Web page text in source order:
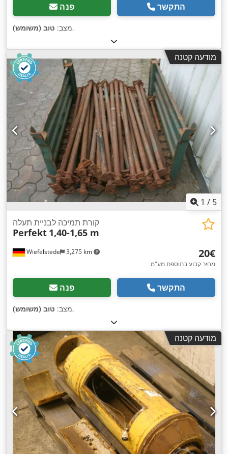
פנה התקשר
מצב: טוב (משומש) ,
מודעה קטנה
1 / 5
Wiefelstede 3,275 km
קורת תמיכה לבניית תעלה
Perfekt 1,40-1,65 m
‏20 ‏€
מחיר קבוע בתוספת מע"מ
פנה התקשר
מצב: טוב (משומש) ,
מודעה קטנה